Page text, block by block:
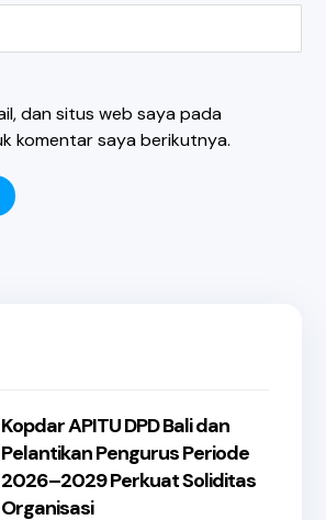
dan situs web saya pada
komentar saya berikutnya.
Kopdar APITU DPD Bali dan
Pelantikan Pengurus Periode
2026–2029 Perkuat Soliditas
Organisasi